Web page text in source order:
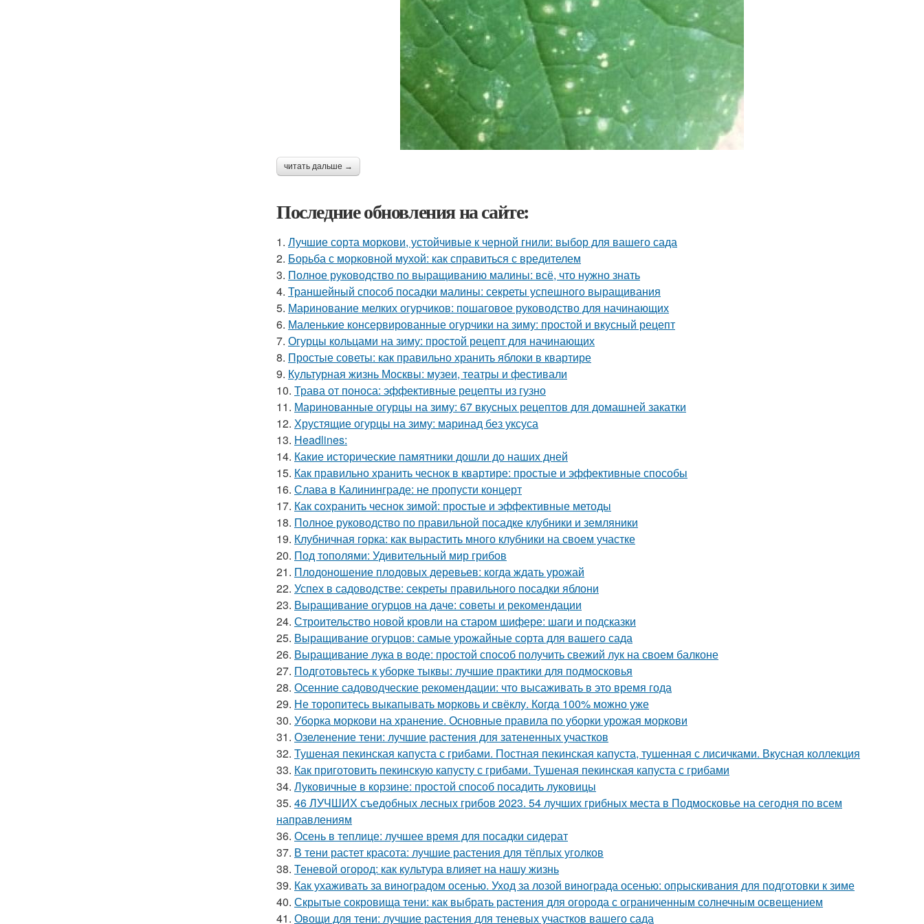
читать дальше →
Последние обновления на сайте:
1. Лучшие сорта моркови, устойчивые к черной гнили: выбор для вашего сада
2. Борьба с морковной мухой: как справиться с вредителем
3. Полное руководство по выращиванию малины: всё, что нужно знать
4. Траншейный способ посадки малины: секреты успешного выращивания
5. Маринование мелких огурчиков: пошаговое руководство для начинающих
6. Маленькие консервированные огурчики на зиму: простой и вкусный рецепт
7. Огурцы кольцами на зиму: простой рецепт для начинающих
8. Простые советы: как правильно хранить яблоки в квартире
9. Культурная жизнь Москвы: музеи, театры и фестивали
10. Трава от поноса: эффективные рецепты из гузно
11. Маринованные огурцы на зиму: 67 вкусных рецептов для домашней закатки
12. Хрустящие огурцы на зиму: маринад без уксуса
13. Headlines:
14. Какие исторические памятники дошли до наших дней
15. Как правильно хранить чеснок в квартире: простые и эффективные способы
16. Слава в Калининграде: не пропусти концерт
17. Как сохранить чеснок зимой: простые и эффективные методы
18. Полное руководство по правильной посадке клубники и земляники
19. Клубничная горка: как вырастить много клубники на своем участке
20. Под тополями: Удивительный мир грибов
21. Плодоношение плодовых деревьев: когда ждать урожай
22. Успех в садоводстве: секреты правильного посадки яблони
23. Выращивание огурцов на даче: советы и рекомендации
24. Строительство новой кровли на старом шифере: шаги и подсказки
25. Выращивание огурцов: самые урожайные сорта для вашего сада
26. Выращивание лука в воде: простой способ получить свежий лук на своем балконе
27. Подготовьтесь к уборке тыквы: лучшие практики для подмосковья
28. Осенние садоводческие рекомендации: что высаживать в это время года
29. Не торопитесь выкапывать морковь и свёклу. Когда 100% можно уже
30. Уборка моркови на хранение. Основные правила по уборки урожая моркови
31. Озеленение тени: лучшие растения для затененных участков
32. Тушеная пекинская капуста с грибами. Постная пекинская капуста, тушенная с лисичками. Вкусная коллекция
33. Как приготовить пекинскую капусту с грибами. Тушеная пекинская капуста с грибами
34. Луковичные в корзине: простой способ посадить луковицы
35. 46 ЛУЧШИХ съедобных лесных грибов 2023. 54 лучших грибных места в Подмосковье на сегодня по всем
направлениям
36. Осень в теплице: лучшее время для посадки сидерат
37. В тени растет красота: лучшие растения для тёплых уголков
38. Теневой огород: как культура влияет на нашу жизнь
39. Как ухаживать за виноградом осенью. Уход за лозой винограда осенью: опрыскивания для подготовки к зиме
40. Скрытые сокровища тени: как выбрать растения для огорода с ограниченным солнечным освещением
41. Овощи для тени: лучшие растения для теневых участков вашего сада